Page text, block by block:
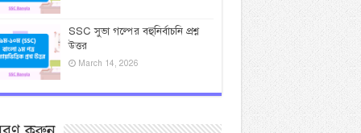
SSC সুভা গল্পের বহুনির্বাচনি প্রশ্ন
উত্তর
March 14, 2026